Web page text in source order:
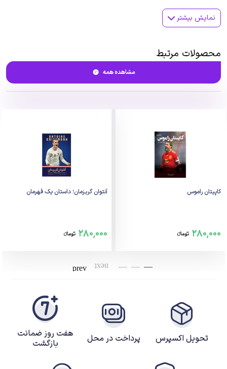
نمایش بیشتر
محصولات مرتبط
مشاهده همه
کاپیتان راموس
280,000 تومانء
آنتوان گریزمان؛ داستان یک قهرمان
280,000 تومانء
تحویل اکسپرس پرداخت در محل
هفت روز ضمانت
بازگشت